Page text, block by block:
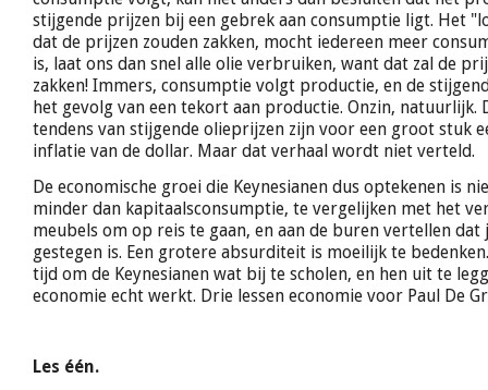
stijgende prijzen bij een gebrek aan consumptie ligt. Het
dat de prijzen zouden zakken, mocht iedereen meer
is, laat ons dan snel alle olie verbruiken, want dat zal de
zakken! Immers, consumptie volgt productie, en de
het gevolg van een tekort aan productie. Onzin, natuurlijk.
tendens van stijgende olieprijzen zijn voor een groot stuk
inflatie van de dollar. Maar dat verhaal wordt niet verteld.
De economische groei die Keynesianen dus optekenen is
minder dan kapitaalsconsumptie, te vergelijken met het
meubels om op reis te gaan, en aan de buren vertellen dat
gestegen is. Een grotere absurditeit is moeilijk te
tijd om de Keynesianen wat bij te scholen, en hen uit te
economie echt werkt. Drie lessen economie voor Paul De
Les één.